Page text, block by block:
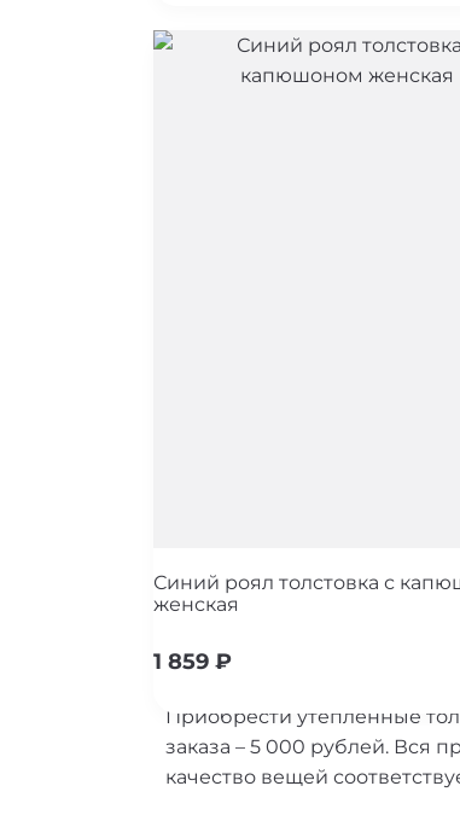
Синий роял толстовка с
женская
1 859 ₽
Приобрести утепленные
заказа – 5 000 рублей. Вся
качество вещей